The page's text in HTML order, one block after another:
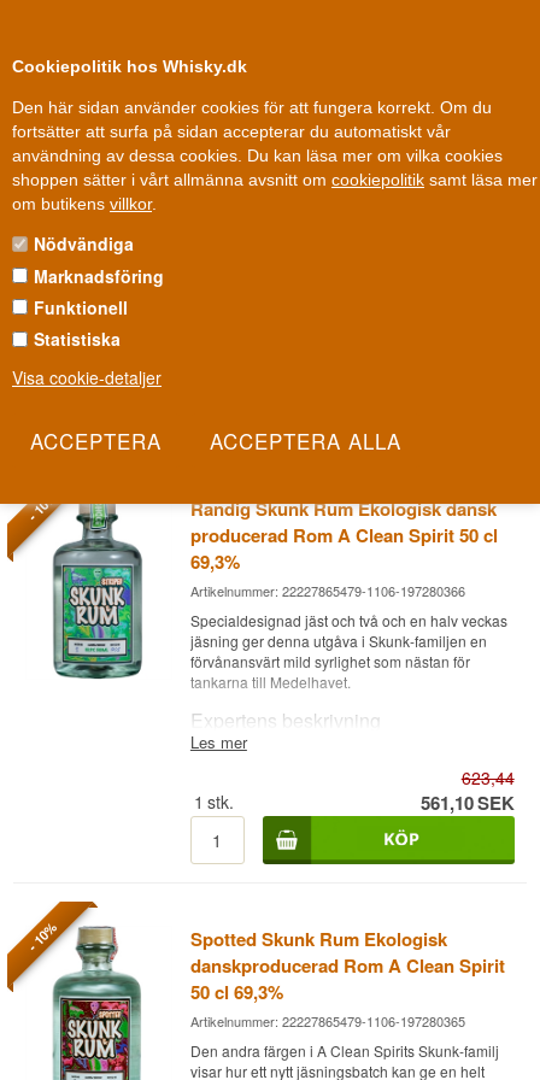
Cookiepolitik hos Whisky.dk
Den här sidan använder cookies för att fungera korrekt. Om du
fortsätter att surfa på sidan accepterar du automatiskt vår
användning av dessa cookies. Du kan läsa mer om vilka cookies
shoppen sätter i vårt allmänna avsnitt om cookiepolitik samt läsa mer
om butikens villkor.
Nödvändiga
Marknadsföring
Funktionell
Statistiska
Visa cookie-detaljer
Fysisk butik Danmark
Rom»Destillerier / Romhus
SKUNK ROM
Skunk Rom är dansk, ekologisk och inspirerad av Jamaica, en
osannolik kombination som ändå går ihop: att föra den blommiga,
antal, men delar alla samma exotiska signatur som för in varma
Les mer
- 10%
Randig Skunk Rum Ekologisk dansk
producerad Rom A Clean Spirit 50 cl
69,3%
Artikelnummer: 22227865479-1106-197280366
Specialdesignad jäst och två och en halv veckas
jäsning ger denna utgåva i Skunk-familjen en
förvånansvärt mild syrlighet som nästan för
tankarna till Medelhavet.
Expertens beskrivning
av ekologisk melass från Paraguay hos A Clean
Spirit efter en 2,5 veckor lång jäsning på
specialdesignad jäst, olagrad och buteljerad vid
69,3%.
påminner om Medelhavets örtmarker än
Karibiens tropiska frukt. Den långa
jäsningsperioden på specialjästen ger romen en
mildhet i syra och alkohol som är ovanlig vid
denna höga styrka, vilket gör den väl lämpad för
Resultatet är en aromatisk, örtig rom, där mynta
Les mer
623,44
1 stk. 561,10SEK
- 10%
Spotted Skunk Rum Ekologisk
danskproducerad Rom A Clean Spirit
50 cl 69,3%
Artikelnummer: 22227865479-1106-197280365
Den andra färgen i A Clean Spirits Skunk-familj
visar hur ett nytt jäsningsbatch kan ge en helt